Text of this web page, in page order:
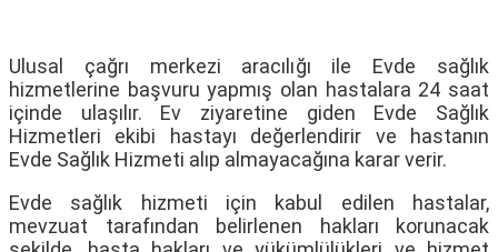
Ulusal çağrı merkezi aracılığı ile Evde sağlık
hizmetlerine başvuru yapmış olan hastalara 24 saat
içinde ulaşılır. Ev ziyaretine giden Evde Sağlık
Hizmetleri ekibi hastayı değerlendirir ve hastanın
Evde Sağlık Hizmeti alıp almayacağına karar verir.
Evde sağlık hizmeti için kabul edilen hastalar,
mevzuat tarafından belirlenen hakları korunacak